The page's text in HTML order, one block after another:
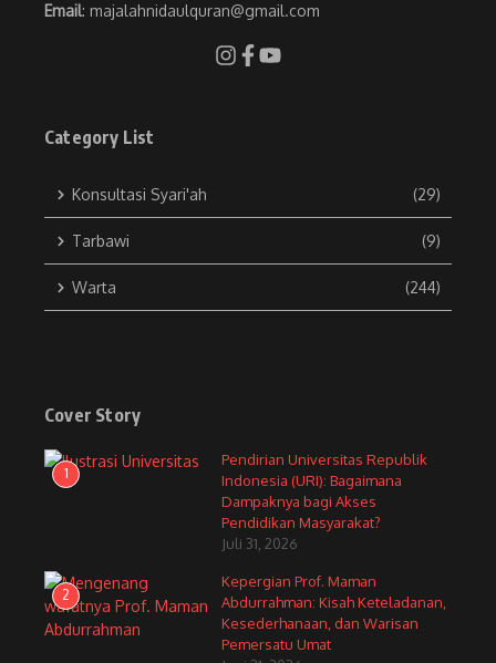
Email: majalahnidaulquran@gmail.com
Category List
Konsultasi Syari'ah (29)
Tarbawi (9)
Warta (244)
Cover Story
1
Pendirian Universitas Republik
Indonesia (URI): Bagaimana
Dampaknya bagi Akses
Pendidikan Masyarakat?
Juli 31, 2026
2
Kepergian Prof. Maman
Abdurrahman: Kisah Keteladanan,
Kesederhanaan, dan Warisan
Pemersatu Umat